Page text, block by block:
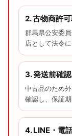
2. 古物商許
群馬県公安委
店として法令
3. 発送前確
中古品のため
確認し、保証
4. LINE・電